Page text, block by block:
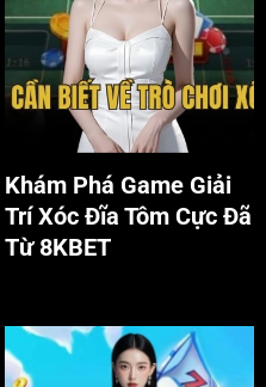
Tìm hiểu bộ môn Xóc đĩa
tôm tại 8KBET
Khám Phá Game Giải
Trí Xóc Đĩa Tôm Cực Đã
Từ 8KBET